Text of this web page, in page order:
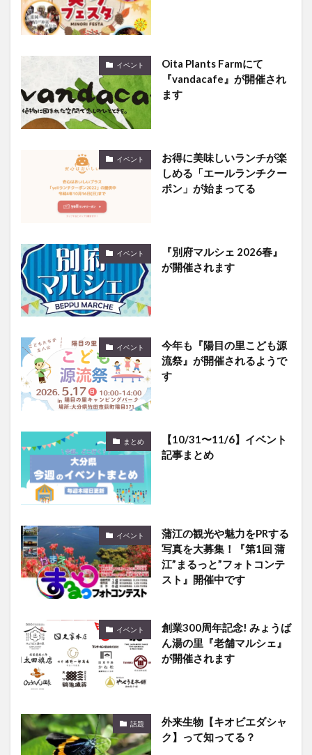
イベント
Oita Plants Farmにて
『vandacafe』が開催され
ます
イベント
お得に美味しいランチが楽
しめる「エールランチクー
ポン」が始まってる
イベント
『別府マルシェ 2026春』
が開催されます
イベント
今年も『陽目の里こども源
流祭』が開催されるようで
す
まとめ
【10/31〜11/6】イベント
記事まとめ
イベント
蒲江の観光や魅力をPRする
写真を大募集！『第1回 蒲
江”まるっと”フォトコンテ
スト』開催中です
イベント
創業300周年記念! みょうば
ん湯の里『老舗マルシェ』
が開催されます
話題
外来生物【キオビエダシャ
ク】って知ってる？